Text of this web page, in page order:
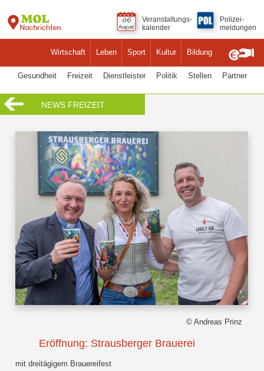
Wirtschaft Leben Sport Kultur Bildung
Veranstaltungs-
kalender
Polizei-
meldungen
Gesundheit Freizeit Dienstleister Politik Stellen Partner
NEWS FREIZEIT
© Andreas Prinz
Eröffnung: Strausberger Brauerei
mit dreitägigem Brauereifest